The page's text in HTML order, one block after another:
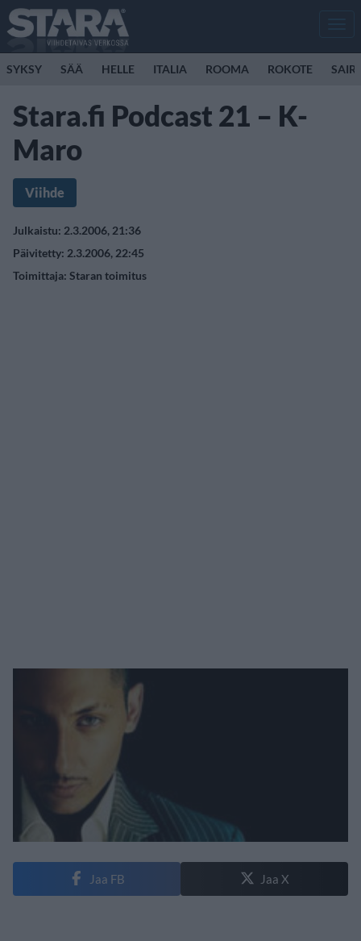
SYKSY SÄÄ HELLE ITALIA ROOMA ROKOTE
Stara.fi Podcast 21 – K-
Maro
Viihde
Julkaistu: 2.3.2006, 21:36
Päivitetty: 2.3.2006, 22:45
Toimittaja: Staran toimitus
Jaa FB Jaa X